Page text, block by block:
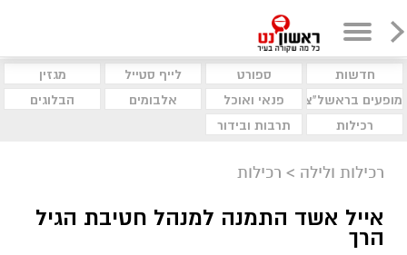
חדשות ספורט לייף סטייל
מגזין
מופעים בראשל"צ
פנאי ואוכל אלבומים
הבלוגים
רכילות
תרבות ובידור
רכילות ולילה > רכילות
אייל אשד התמנה למנהל חטיבת הגיל
הרך